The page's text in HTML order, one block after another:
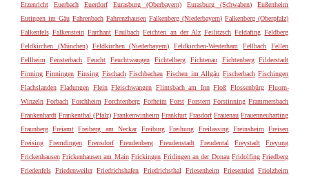
Etzenricht
Euerbach Euerdorf Eurasburg (Oberbayern) Eurasburg (Schwaben)
Eußenheim
Eutingen im Gäu Fahrenbach Fahrenzhausen Falkenberg (Niederbayern) Falkenberg (Oberpfalz)
Falkenfels Falkenstein Farchant Faulbach Feichten an der Alz Feilitzsch Feldafing Feldberg
Feldkirchen (München)
Feldkirchen (Niederbayern) Feldkirchen-Westerham Fellbach
Fellen
Fellheim
Fensterbach Feucht Feuchtwangen Fichtelberg Fichtenau Fichtenberg
Filderstadt
Finning Finningen Finsing Fischach Fischbachau Fischen im Allgäu Fischerbach Fischingen
Flachslanden Fladungen Flein Fleischwangen Flintsbach am Inn Floß Flossenbürg Fluorn-
Winzeln Forbach Forchheim Forchtenberg Forheim Forst Forstern Forstinning Frammersbach
Frankenhardt Frankenthal (Pfalz) Frankenwinheim Frankfurt Frasdorf Frauenau Frauenneuharting
Fraunberg Freiamt Freiberg am Neckar Freiburg Freihung Freilassing Freinsheim
Freisen
Freising
Fremdingen Frensdorf Freudenberg Freudenstadt Freudental Freystadt
Freyung
Frickenhausen Frickenhausen am Main Frickingen Fridingen an der Donau Fridolfing Friedberg
Friedenfels Friedenweiler Friedrichshafen Friedrichsthal Friesenheim Friesenried Friolzheim